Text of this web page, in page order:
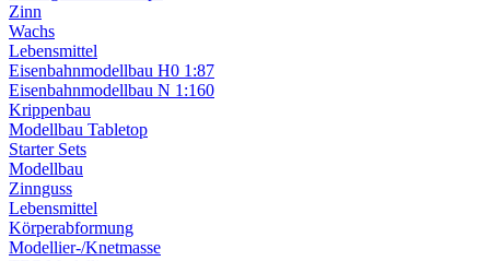
Zinn
Wachs
Lebensmittel
Eisenbahnmodellbau H0 1:87
Eisenbahnmodellbau N 1:160
Krippenbau
Modellbau Tabletop
Starter Sets
Modellbau
Zinnguss
Lebensmittel
Körperabformung
Modellier-/Knetmasse